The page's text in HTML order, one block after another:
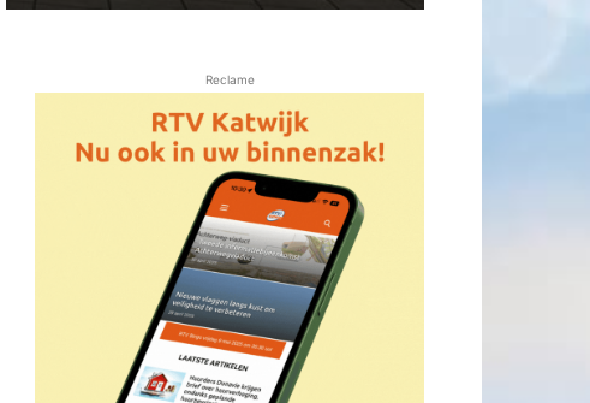
Reclame